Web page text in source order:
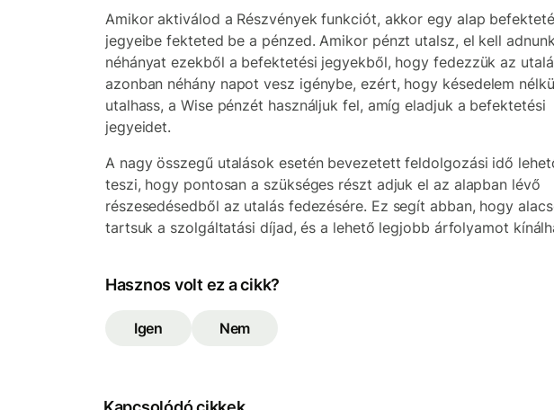
Amikor aktiválod a Részvények funkciót, akkor egy alap
jegyeibe fekteted be a pénzed. Amikor pénzt utalsz, el kell
néhányat ezekből a befektetési jegyekből, hogy fedezzük az
azonban néhány napot vesz igénybe, ezért, hogy késedelem
utalhass, a Wise pénzét használjuk fel, amíg eladjuk a befektetési
jegyeidet.
A nagy összegű utalások esetén bevezetett feldolgozási idő
teszi, hogy pontosan a szükséges részt adjuk el az alapban lévő
részesedésedből az utalás fedezésére. Ez segít abban, hogy
tartsuk a szolgáltatási díjad, és a lehető legjobb árfolyamot
Hasznos volt ez a cikk?
Igen Nem